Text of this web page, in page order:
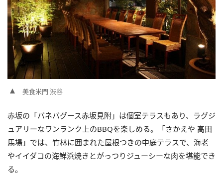
美食米門 渋谷
赤坂の「バネバグース赤坂見附」は個室テラスもあり、ラグジ
ュアリーなワンランク上のBBQを楽しめる。「さかえや 高田
馬場」では、竹林に囲まれた屋根つきの中庭テラスで、海老
やイイダコの海鮮浜焼きとがっつりジューシーな肉を堪能でき
る。